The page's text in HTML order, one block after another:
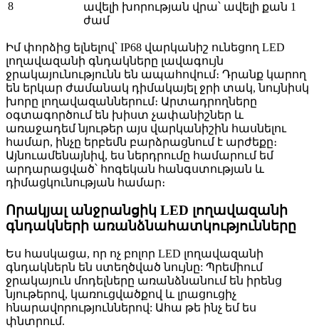
8
ավելի խորության վրա՝ ավելի քան 1
ժամ
Իմ փորձից ելնելով՝ IP68 վարկանիշ ունեցող LED
լողավազանի գնդակները լավագույն
ջրակայունությունն են ապահովում։ Դրանք կարող
են երկար ժամանակ դիմակայել ջրի տակ, նույնիսկ
խորը լողավազաններում։ Արտադրողները
օգտագործում են խիստ չափանիշներ և
առաջադեմ նյութեր այս վարկանիշին հասնելու
համար, ինչը երբեմն բարձրացնում է արժեքը։
Այնուամենայնիվ, ես ներդրումը համարում եմ
արդարացված՝ հոգեկան հանգստության և
դիմացկունության համար։
Որակյալ անջրանցիկ LED լողավազանի
գնդակների առանձնահատկությունները
Ես հասկացա, որ ոչ բոլոր LED լողավազանի
գնդակներն են ստեղծված նույնը: Պրեմիում
ջրակայուն մոդելները առանձնանում են իրենց
նյութերով, կառուցվածքով և լրացուցիչ
հնարավորություններով: Ահա թե ինչ եմ ես
փնտրում.